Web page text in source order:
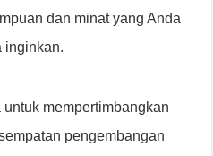
dan minat yang Anda
inginkan.
mempertimbangkan
pengembangan